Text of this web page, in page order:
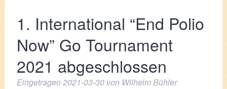
1. International “End Polio
Now” Go Tournament
2021 abgeschlossen
Eingetragen2021-03-30 von Wilhelm Bühler